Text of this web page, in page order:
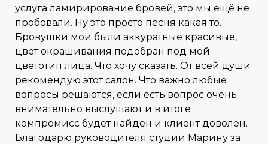
услуга ламирирование бровей, это мы ещё не
пробовали. Ну это просто песня какая то.
Бровушки мои были аккуратные красивые,
цвет окрашивания подобран под мой
цветотип лица. Что хочу сказать. От всей души
рекомендую этот салон. Что важно любые
вопросы решаются, если есть вопрос очень
внимательно выслушают и в итоге
компромисс будет найден и клиент доволен.
Благодарю руководителя студии Марину за